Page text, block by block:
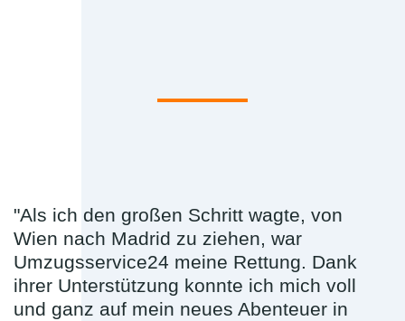
"Als ich den großen Schritt wagte, von
Wien nach Madrid zu ziehen, war
Umzugsservice24 meine Rettung. Dank
ihrer Unterstützung konnte ich mich voll
und ganz auf mein neues Abenteuer in